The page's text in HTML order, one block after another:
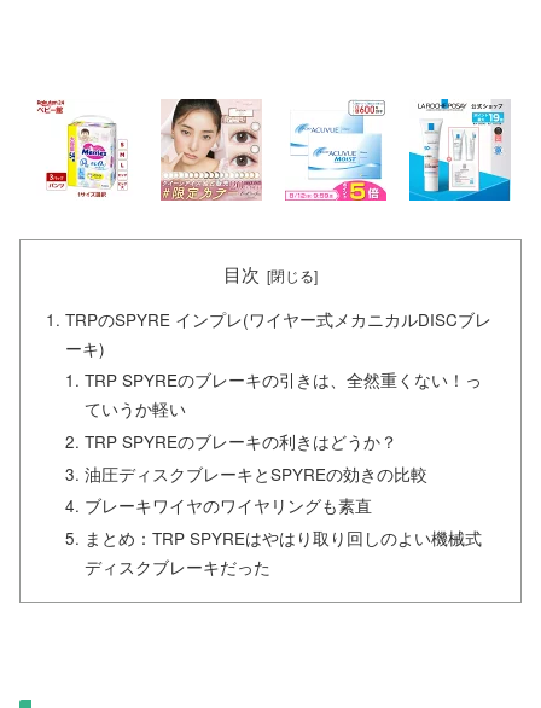
目次
TRPのSPYRE インプレ(ワイヤー式メカニカルDISCブレ
ーキ)
TRP SPYREのブレーキの引きは、全然重くない！っ
ていうか軽い
TRP SPYREのブレーキの利きはどうか？
油圧ディスクブレーキとSPYREの効きの比較
ブレーキワイヤのワイヤリングも素直
まとめ：TRP SPYREはやはり取り回しのよい機械式
ディスクブレーキだった